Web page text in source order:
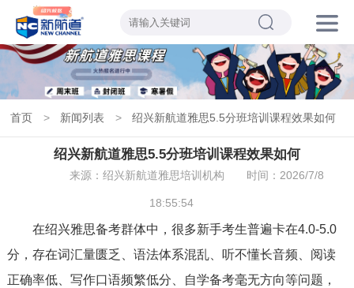
首页 > 新闻列表 > 绍兴新航道雅思5.5分班培训课程效果如何
绍兴新航道雅思5.5分班培训课程效果如何
来源：绍兴新航道雅思培训机构 时间：2026/7/8
18:55:54
在绍兴雅思备考群体中，很多新手考生普遍卡在4.0-5.0
分，存在词汇量匮乏、语法体系混乱、听不懂长音频、阅读
正确率低、写作口语频繁低分、自学备考毫无方向等问题，